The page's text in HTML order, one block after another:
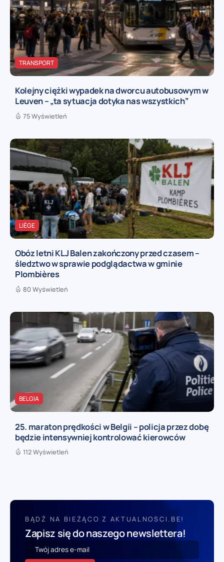
TRANSPORT
Kolejny ciężki wypadek na dworcu autobusowym w
Leuven – „ta sytuacja dotyka nas wszystkich”
75 Wyświetleń
LIÈGE
Obóz letni KLJ Balen zakończony przed czasem –
śledztwo w sprawie podglądactwa w gminie
Plombières
80 Wyświetleń
BELGIA
25. maraton prędkości w Belgii – policja przez dobę
będzie intensywniej kontrolować kierowców
112 Wyświetleń
BĄDŹ NA BIEŻĄCO Z AKTUALNOSCI.BE!
Zapisz się do naszego newslettera!